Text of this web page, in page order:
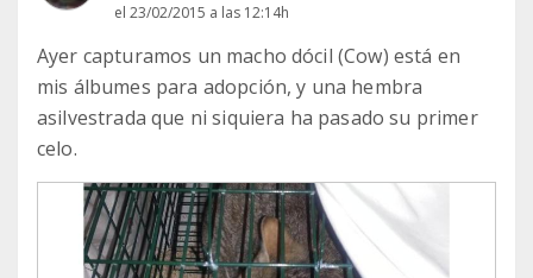
el 23/02/2015 a las 12:14h
Ayer capturamos un macho dócil (Cow) está en
mis álbumes para adopción, y una hembra
asilvestrada que ni siquiera ha pasado su primer
celo.